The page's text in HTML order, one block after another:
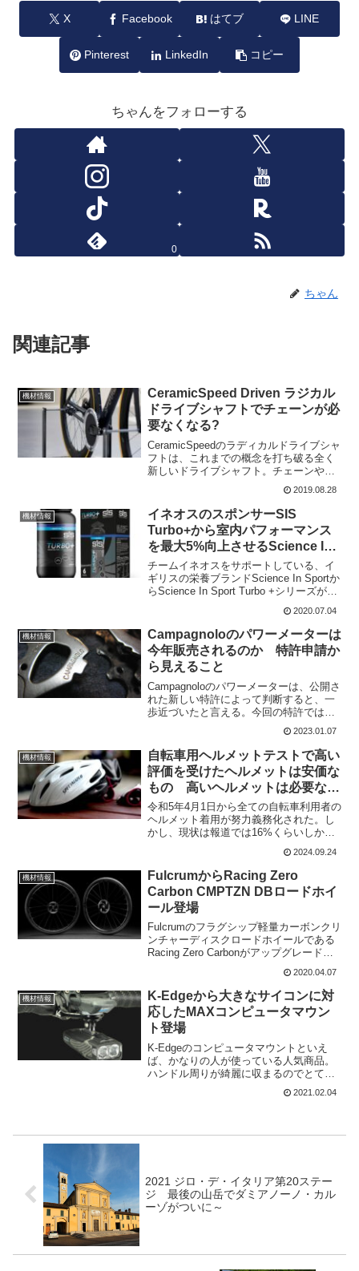
X Facebook はてブ LINE
Pinterest LinkedIn コピー
ちゃんをフォローする
0
ちゃん
関連記事
機材情報
CeramicSpeed Driven ラジカル
ドライブシャフトでチェーンが必
要なくなる?
CeramicSpeedのラディカルドライブシャ
フトは、これまでの概念を打ち破る全く
新しいドライブシャフト。チェーンやデ
ィレーラーがいらないというのだから驚
き?昨年、ユーロバイクショーで発表され
たCeramicSpeed Drivenは、ス...
2019.08.28
機材情報
イネオスのスポンサーSIS
Turbo+から室内パフォーマンス
を最大5%向上させるScience In
Sport Turbo +シリーズ発売
チームイネオスをサポートしている、イ
ギリスの栄養ブランドScience In Sportか
らScience In Sport Turbo +シリーズが発
売された。これは、盛んになっている室
内スボーツにおいて、パフォーマンをあ
げるように作られ...
2020.07.04
機材情報
Campagnoloのパワーメーターは
今年販売されるのか 特許申請か
ら見えること
Campagnoloのパワーメーターは、公開さ
れた新しい特許によって判断すると、一
歩近づいたと言える。今回の特許では
「複合材料で作られた自転車部品と関連
する製造工程」を対象とし、Campagnolo
が「バワー測定装置」にリンクしたプリ
ント回...
2023.01.07
機材情報
自転車用ヘルメットテストで高い
評価を受けたヘルメットは安価な
もの 高いヘルメットは必要な
い?
令和5年4月1日から全ての自転車利用者の
ヘルメット着用が努力義務化された。し
かし、現状は報道では16%くらいしか着
用していないそうだ。一般の人だと、ど
んなヘルメットが良いのか中々分かりに
くい。サイクリングを趣味とする人で
も、実際にヘルメット...
2024.09.24
機材情報
FulcrumからRacing Zero
Carbon CMPTZN DBロードホイ
ール登場
Fulcrumのフラグシップ軽量カーボンクリ
ンチャーディスクロードホイールである
Racing Zero Carbonがアップグレードさ
れてRacing Zero Carbon CMPTZN DBと
してリリースされた。Racing Zero ...
2020.04.07
機材情報
K-Edgeから大きなサイコンに対
応したMAXコンピュータマウン
ト登場
K-Edgeのコンピュータマウントといえ
ば、かなりの人が使っている人気商品。
ハンドル周りが綺麗に収まるのでとても
便利だ。ただ、K-Edgeのオリジナルマウ
ントがデビューした時に、まだGarminの
2021.02.04
2021 ジロ・デ・イタリア第20ステー
ジ 最後の山岳でダミアノーノ・カル
ーゾがついに～